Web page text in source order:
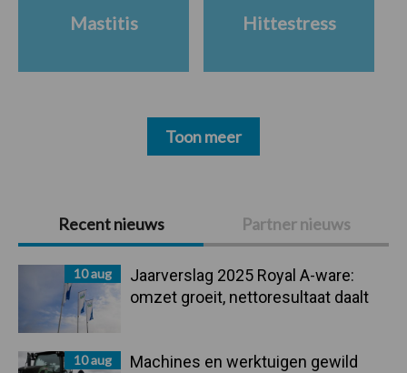
Primaire
Sidebar
Recent nieuws Partner nieuws
10 aug
Jaarverslag 2025 Royal A-ware:
omzet groeit, nettoresultaat daalt
10 aug
Machines en werktuigen gewild
Mastitis Hittestress
Toon meer